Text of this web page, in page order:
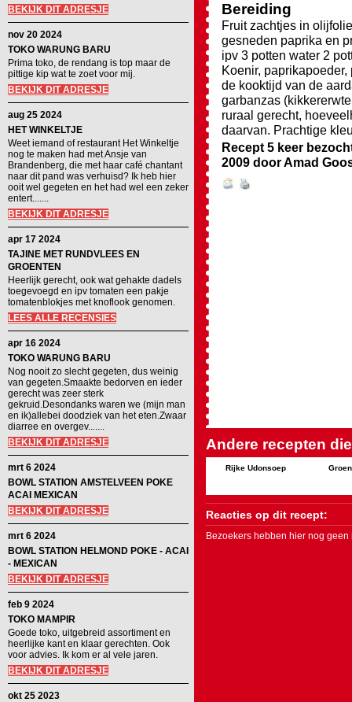
BEKIJK DIT ADRESJE
nov 20 2024
TOKO WARUNG BARU
Prima toko, de rendang is top maar de
pittige kip wat te zoet voor mij.
BEKIJK DIT ADRESJE
aug 25 2024
HET WINKELTJE
Weet iemand of restaurant Het Winkeltje
nog te maken had met Ansje van
Brandenberg, die met haar café chantant
naar dit pand was verhuisd? Ik heb hier
ooit wel gegeten en het had wel een zeker
entert.......
BEKIJK DIT ADRESJE
apr 17 2024
TAJINE MET RUNDVLEES EN
GROENTEN
Heerlijk gerecht, ook wat gehakte dadels
toegevoegd en ipv tomaten een pakje
tomatenblokjes met knoflook genomen.
LEES ALLE RECENSIES
apr 16 2024
TOKO WARUNG BARU
Nog nooit zo slecht gegeten, dus weinig
van gegeten.Smaakte bedorven en ieder
gerecht was zeer sterk
gekruid.Desondanks waren we (mijn man
en ik)allebei doodziek van het eten.Zwaar
diarree en overgev.......
BEKIJK DIT ADRESJE
mrt 6 2024
BOWL STATION AMSTELVEEN POKE
ACAI MEXICAN
BEKIJK DIT ADRESJE
mrt 6 2024
BOWL STATION HELMOND POKE - ACAI
- MEXICAN
BEKIJK DIT ADRESJE
feb 9 2024
TOKO MAMPIR
Goede toko, uitgebreid assortiment en
heerlijke kant en klaar gerechten. Ook
voor advies. Ik kom er al vele jaren.
BEKIJK DIT ADRESJE
okt 25 2023
Bereiding
Fruit zachtjes in
gesneden paprika en
ipv 3 potten water 2
Koenir,
de kooktijd van de
garbanzas
ruraal gerecht,
daarvan. Prachtige
Recept 5 keer
2009 doorAmad
Andere recepten
Rijke Udonsoep
Reacties op dit recept:
Bezoekers hebben hier nog